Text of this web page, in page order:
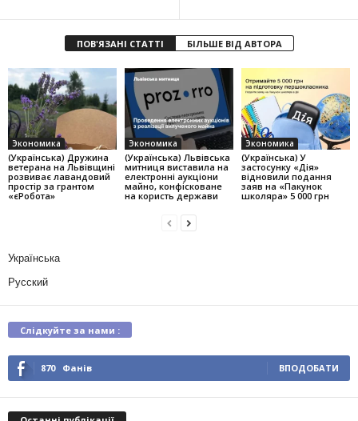
ПОВ'ЯЗАНІ СТАТТІ БІЛЬШЕ ВІД АВТОРА
Экономика
(Українська) Дружина
ветерана на Львівщині
розвиває лавандовий
простір за грантом
«єРобота»
Экономика
(Українська) Львівська
митниця виставила на
електронні аукціони
майно, конфісковане
на користь держави
Экономика
(Українська) У
застосунку «Дія»
відновили подання
заяв на «Пакунок
школяра» 5 000 грн
Українська
Русский
Слідкуйте за нами :
870 Фанів ВПОДОБАТИ